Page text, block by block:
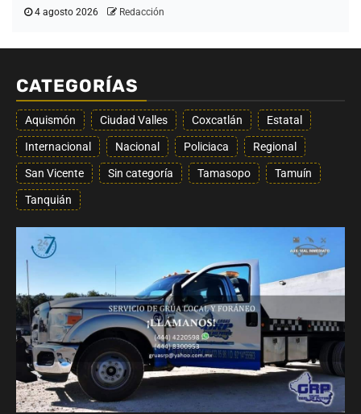
4 agosto 2026 Redacción
CATEGORÍAS
Aquismón Ciudad Valles Coxcatlán Estatal
Internacional Nacional Policiaca Regional
San Vicente Sin categoría Tamasopo Tamuín
Tanquián